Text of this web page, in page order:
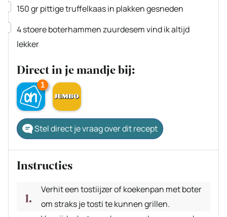
▢
150grpittige truffelkaasin plakken gesneden
▢
4stoereboterhammenzuurdesem vind ik altijd
lekker
Direct in je mandje bij:
1
Stel direct je vraag over dit recept
Instructies
Verhit een tostiijzer of koekenpan met boter
om straks je tosti te kunnen grillen.